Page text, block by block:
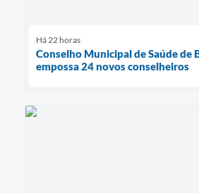
Há 22 horas
Conselho Municipal de Saúde de
empossa 24 novos conselheiros